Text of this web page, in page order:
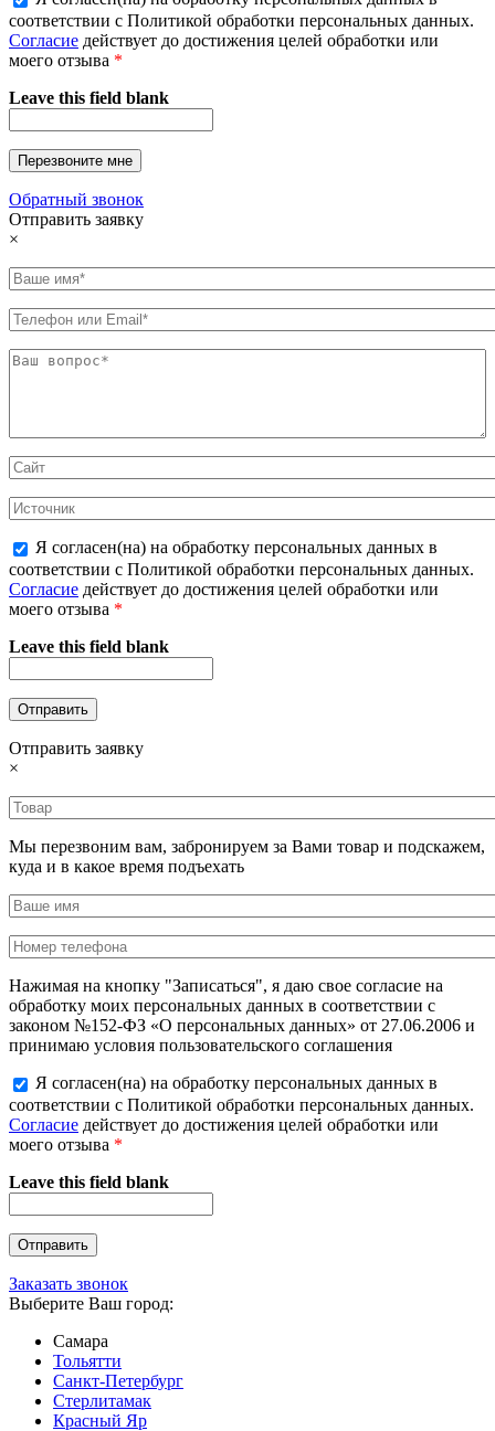
соответствии с Политикой обработки персональных данных.
Согласие действует до достижения целей обработки или
моего отзыва *
Leave this field blank
Обратный звонок
Отправить заявку
×
Я согласен(на) на обработку персональных данных в
соответствии с Политикой обработки персональных данных.
Согласие действует до достижения целей обработки или
моего отзыва *
Leave this field blank
Отправить заявку
×
Мы перезвоним вам, забронируем за Вами товар и подскажем,
куда и в какое время подъехать
Нажимая на кнопку "Записаться", я даю свое согласие на
обработку моих персональных данных в соответствии с
законом №152-ФЗ «О персональных данных» от 27.06.2006 и
принимаю условия пользовательского соглашения
Я согласен(на) на обработку персональных данных в
соответствии с Политикой обработки персональных данных.
Согласие действует до достижения целей обработки или
моего отзыва *
Leave this field blank
Заказать звонок
Выберите Ваш город:
Самара
Тольятти
Санкт-Петербург
Стерлитамак
Красный Яр